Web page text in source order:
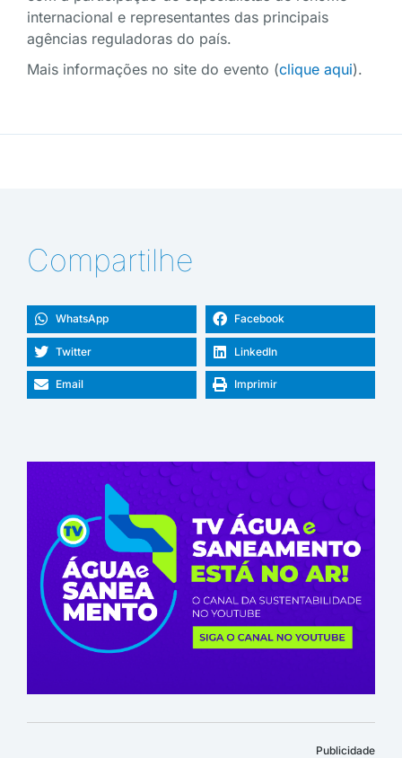
internacional e representantes das principais
agências reguladoras do país.
Mais informações no site do evento (clique aqui).
Compartilhe
WhatsApp Facebook
Twitter LinkedIn
Email Imprimir
Publicidade